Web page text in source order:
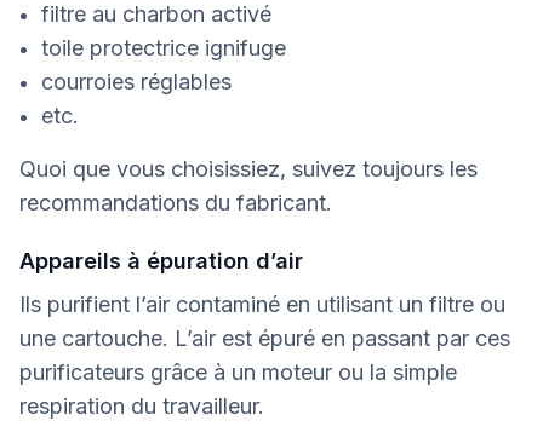
filtre au charbon activé
toile protectrice ignifuge
courroies réglables
etc.
Quoi que vous choisissiez, suivez toujours les
recommandations du fabricant.
Appareils à épuration d’air
Ils purifient l’air contaminé en utilisant un filtre ou
une cartouche. L’air est épuré en passant par ces
purificateurs grâce à un moteur ou la simple
respiration du travailleur.